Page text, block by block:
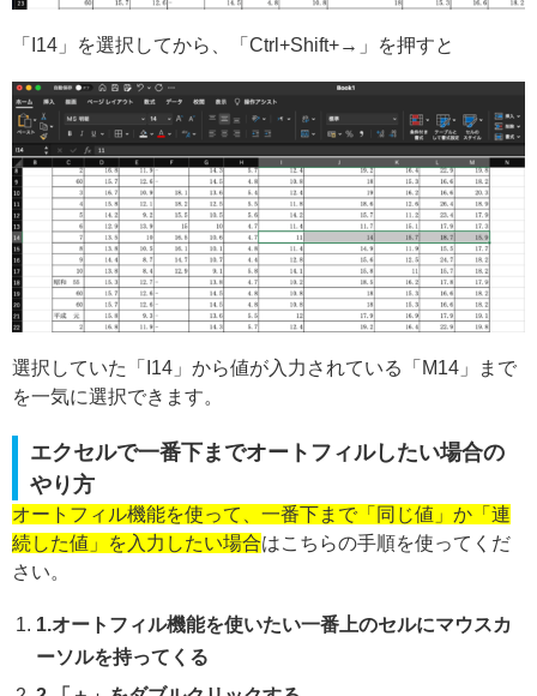
「I14」を選択してから、「Ctrl+Shift+→」を押すと
選択していた「I14」から値が入力されている「M14」まで
を一気に選択できます。
エクセルで一番下までオートフィルしたい場合の
やり方
オートフィル機能を使って、一番下まで「同じ値」か「連
続した値」を入力したい場合はこちらの手順を使ってくだ
さい。
1.オートフィル機能を使いたい一番上のセルにマウスカ
ーソルを持ってくる